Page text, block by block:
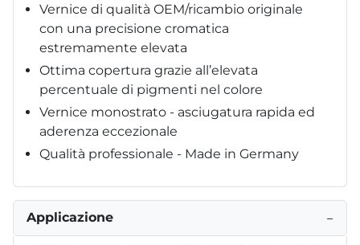
Vernice di qualità OEM/ricambio originale
con una precisione cromatica
estremamente elevata
Ottima copertura grazie all’elevata
percentuale di pigmenti nel colore
Vernice monostrato - asciugatura rapida ed
aderenza eccezionale
Qualità professionale - Made in Germany
Applicazione −